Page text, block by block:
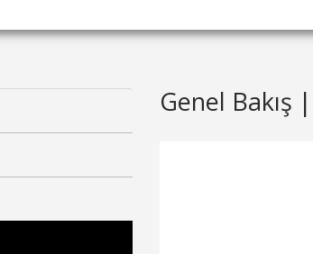
Genel Bakış |